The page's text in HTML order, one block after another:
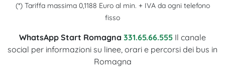
(*) Tariffa massima 0,1188 Euro al min. + IVA da ogni telefono
fisso
WhatsApp Start Romagna 331.65.66.555 Il canale
social per informazioni su linee, orari e percorsi dei bus in
Romagna